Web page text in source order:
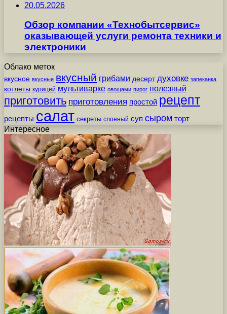
20.05.2026
Обзор компании «Технобытсервис»
оказывающей услуги ремонта техники и
электроники
Облако меток
вкусное вкусные вкусный грибами десерт духовке запеканка
котлеты курицей мультиварке овощами пирог полезный
приготовить приготовления простой рецепт
рецепты салат секреты слоеный суп сыром торт
Интересное